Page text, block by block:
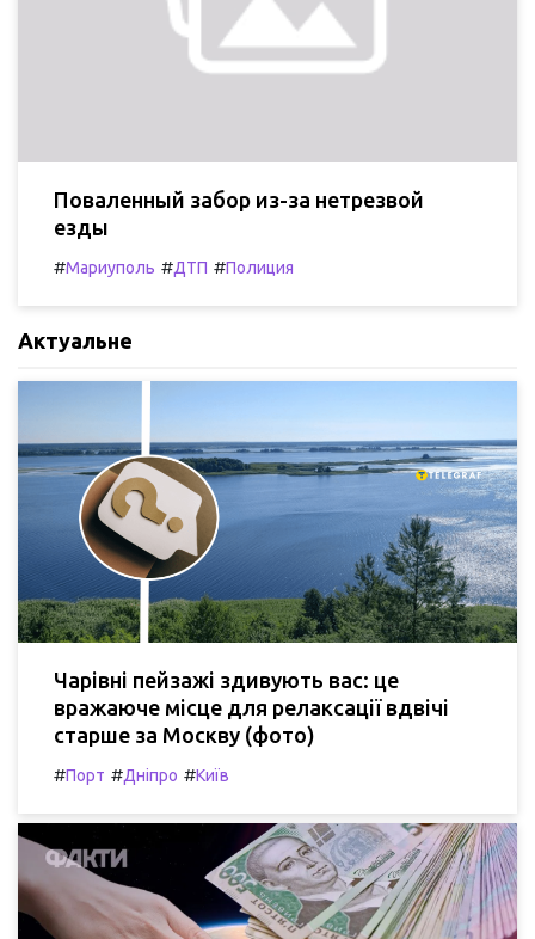
Поваленный забор из-за нетрезвой
езды
#Мариуполь #ДТП #Полиция
Актуальне
Чарівні пейзажі здивують вас: це
вражаюче місце для релаксації вдвічі
старше за Москву (фото)
#Порт #Дніпро #Київ